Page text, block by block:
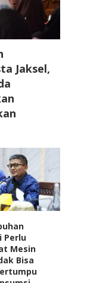
Jaksel,
Perlu
Mesin
Bisa